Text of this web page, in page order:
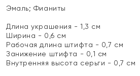
Эмаль; Фианиты
Длина украшения - 1,3 см
Ширина - 0,6 см
Рабочая длина штифта - 0,7 см
Занижение штифта - 0,1 см
Внутренняя высота серьги - 0,7 см